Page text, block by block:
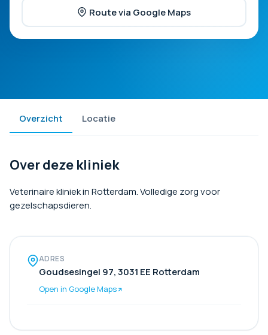
Route via Google Maps
Overzicht Locatie
Over deze kliniek
Veterinaire kliniek in Rotterdam. Volledige zorg voor
gezelschapsdieren.
ADRES
Goudsesingel 97, 3031 EE Rotterdam
Open in Google Maps